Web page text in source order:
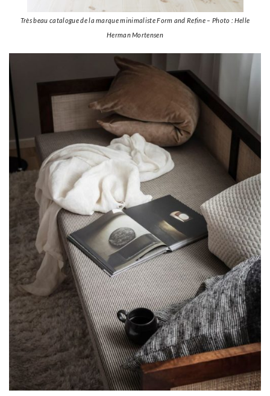
Très beau catalogue de la marque minimaliste Form and Refine – Photo : Helle
Herman Mortensen